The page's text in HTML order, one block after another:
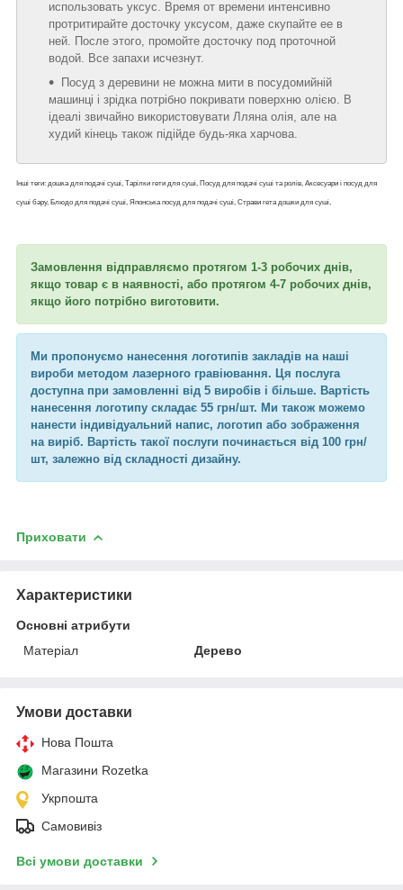
использовать уксус. Время от времени интенсивно
протритирайте досточку уксусом, даже скупайте ее в
ней. После этого, промойте досточку под проточной
водой. Все запахи исчезнут.
Посуд з деревини не можна мити в посудомийній
машинці і зрідка потрібно покривати поверхню олією. В
ідеалі звичайно використовувати Лляна олія, але на
худий кінець також підійде будь-яка харчова.
Інші теги: дошка для подачі суші, Тарілки гети для суші, Посуд для подачі суші та ролів, Аксесуари і посуд для
суші бару, Блюдо для подачі суші, Японська посуд для подачі суші, Страви гета дошки для суші,
Замовлення відправляємо протягом 1-3 робочих днів,
якщо товар є в наявності, або протягом 4-7 робочих днів,
якщо його потрібно виготовити.
Ми пропонуємо нанесення логотипів закладів на наші
вироби методом лазерного гравіювання. Ця послуга
доступна при замовленні від 5 виробів і більше. Вартість
нанесення логотипу складає 55 грн/шт. Ми також можемо
нанести індивідуальний напис, логотип або зображення
на виріб. Вартість такої послуги починається від 100 грн/
шт, залежно від складності дизайну.
Приховати
Характеристики
Основні атрибути
Матеріал
Дерево
Умови доставки
Нова Пошта
Магазини Rozetka
Укрпошта
Самовивіз
Всі умови доставки